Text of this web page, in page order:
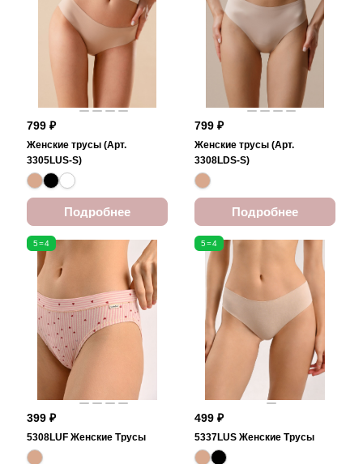
799 ₽
Женские трусы (Арт.
3305LUS-S)
Подробнее
799 ₽
Женские трусы (Арт.
3308LDS-S)
Подробнее
5=4
399 ₽
5308LUF Женские Трусы
5=4
499 ₽
5337LUS Женские Трусы